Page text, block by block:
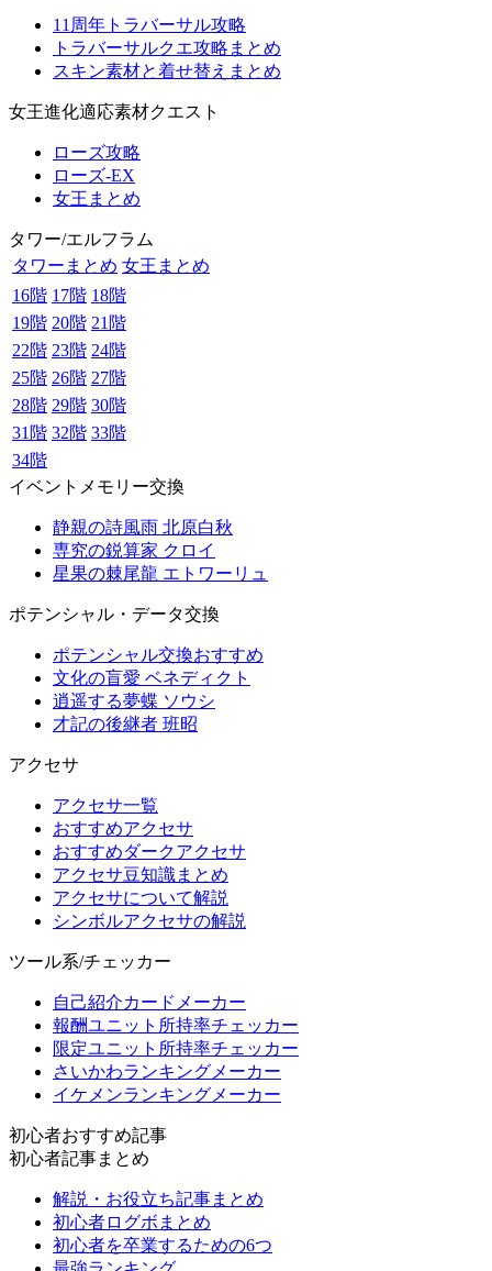
11周年トラバーサル攻略
トラバーサルクエ攻略まとめ
スキン素材と着せ替えまとめ
女王進化適応素材クエスト
ローズ攻略
ローズ-EX
女王まとめ
タワー/エルフラム
タワーまとめ 女王まとめ
16階 17階 18階
19階 20階 21階
22階 23階 24階
25階 26階 27階
28階 29階 30階
31階 32階 33階
34階
イベントメモリー交換
静親の詩風雨 北原白秋
専究の鋭算家 クロイ
星果の棘尾龍 エトワーリュ
ポテンシャル・データ交換
ポテンシャル交換おすすめ
文化の盲愛 ベネディクト
逍遥する夢蝶 ソウシ
才記の後継者 班昭
アクセサ
アクセサ一覧
おすすめアクセサ
おすすめダークアクセサ
アクセサ豆知識まとめ
アクセサについて解説
シンボルアクセサの解説
ツール系/チェッカー
自己紹介カードメーカー
報酬ユニット所持率チェッカー
限定ユニット所持率チェッカー
さいかわランキングメーカー
イケメンランキングメーカー
初心者おすすめ記事
初心者記事まとめ
解説・お役立ち記事まとめ
初心者ログボまとめ
初心者を卒業するための6つ